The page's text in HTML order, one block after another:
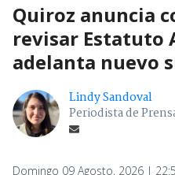
Quiroz anuncia
revisar
adelanta nuevo
Lindy Sandoval
Periodista de
Domingo 09 Agosto, 2026 |